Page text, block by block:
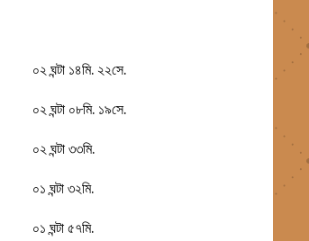
০২ ঘন্টা ১৪মি. ২২সে.
০২ ঘন্টা ০৮মি. ১৯সে.
০২ ঘন্টা ৩৩মি.
০১ ঘন্টা ৩২মি.
০১ ঘন্টা ৫৭মি.